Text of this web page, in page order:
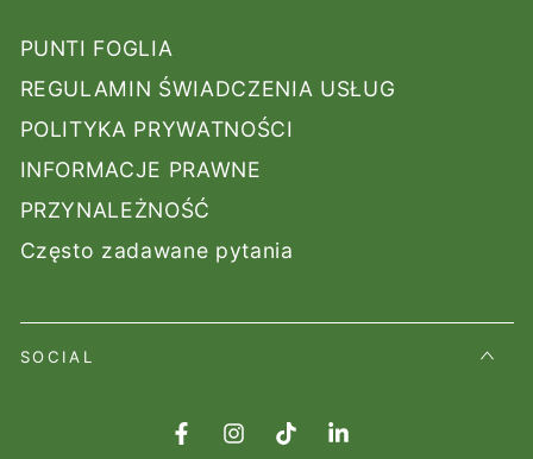
PUNTI FOGLIA
REGULAMIN ŚWIADCZENIA USŁUG
POLITYKA PRYWATNOŚCI
INFORMACJE PRAWNE
PRZYNALEŻNOŚĆ
Często zadawane pytania
SOCIAL
FacebookInstagramTikTokLinkedIn